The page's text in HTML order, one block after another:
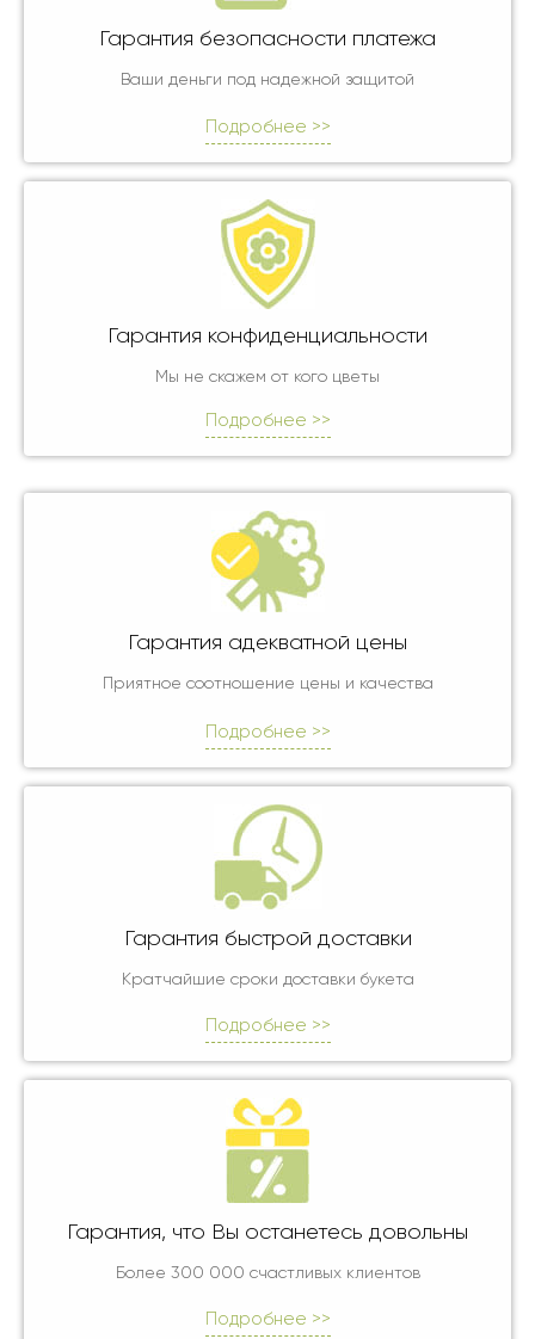
Гарантия безопасности платежа
Ваши деньги под надежной защитой
Подробнее >>
Гарантия конфиденциальности
Мы не скажем от кого цветы
Подробнее >>
Гарантия адекватной цены
Приятное соотношение цены и качества
Подробнее >>
Гарантия быстрой доставки
Кратчайшие сроки доставки букета
Подробнее >>
Гарантия, что Вы останетесь довольны
Более 300 000 счастливых клиентов
Подробнее >>